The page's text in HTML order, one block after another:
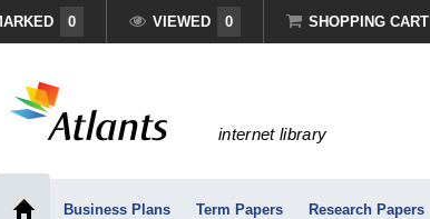
0 VIEWED 0 SHOPPING CART
internet library
Business Plans Term Papers Research Papers